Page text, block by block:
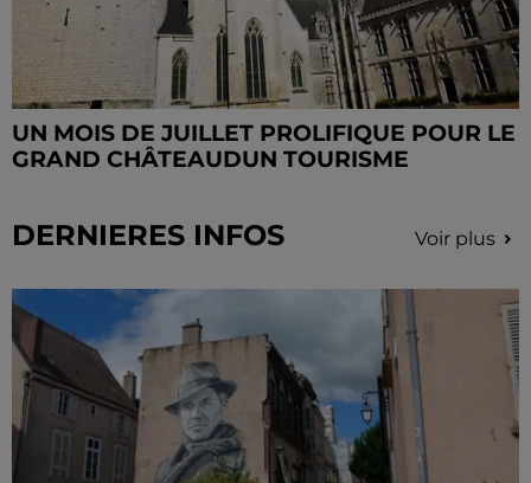
UN MOIS DE JUILLET PROLIFIQUE POUR LE
GRAND CHÂTEAUDUN TOURISME
DERNIERES INFOS Voir plus